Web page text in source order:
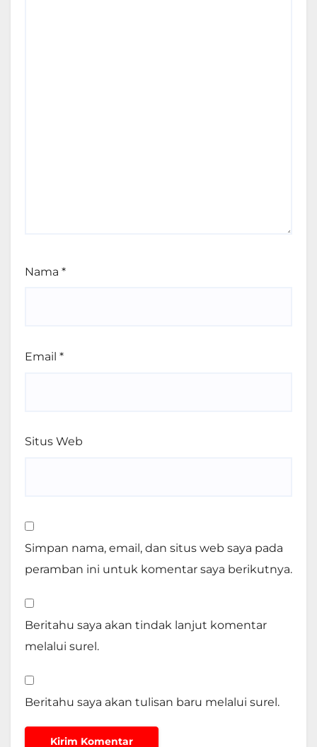
Nama *
Email *
Situs Web
Simpan nama, email, dan situs web saya pada
peramban ini untuk komentar saya berikutnya.
Beritahu saya akan tindak lanjut komentar
melalui surel.
Beritahu saya akan tulisan baru melalui surel.